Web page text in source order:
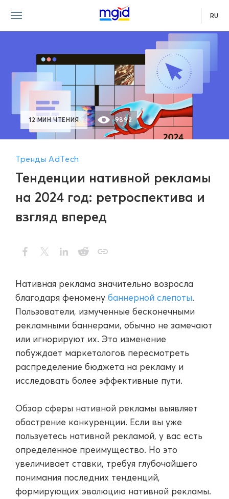
RU
Тенденции нативной рекламы
на 2024 год: ретроспектива и
взгляд вперед
Тренды AdTech
12 МИН ЧТЕНИЯ 9892
Нативная реклама значительно возросла
благодаря феномену баннерной слепоты.
Пользователи, измученные бесконечными
рекламными баннерами, обычно не замечают
или игнорируют их. Это изменение
побуждает маркетологов пересмотреть
распределение бюджета на рекламу и
исследовать более эффективные пути.
Обзор сферы нативной рекламы выявляет
обострение конкуренции. Если вы уже
пользуетесь нативной рекламой, у вас есть
определенное преимущество. Но это
увеличивает ставки, требуя глубочайшего
понимания последних тенденций,
формирующих эволюцию нативной рекламы.